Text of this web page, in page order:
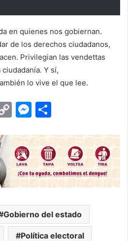
en quienes nos gobiernan.
de los derechos ciudadanos,
Privilegian las vendettas
Y sí,
lo vive el que lee.
C
p
y
Li
n
k
M
s
s
e
n
g
er
m
p
ar
tir
Gobierno del estado
Política electoral